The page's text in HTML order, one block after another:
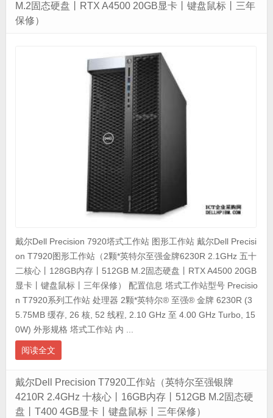
M.2固态硬盘丨RTX A4500 20GB显卡丨键盘鼠标丨三年
保修）
戴尔Dell Precision 7920塔式工作站 图形工作站 戴尔Dell Precisi
on T7920图形工作站（2颗*英特尔至强金牌6230R 2.1GHz 五十
二核心丨128GB内存丨512GB M.2固态硬盘丨RTX A4500 20GB
显卡丨键盘鼠标丨三年保修） 配置信息 塔式工作站型号 Precisio
n T7920系列工作站 处理器 2颗*英特尔® 至强® 金牌 6230R (3
5.75MB 缓存, 26 核, 52 线程, 2.10 GHz 至 4.00 GHz Turbo, 15
0W) 外形规格 塔式工作站 内 ...
阅读全文
戴尔Dell Precision T7920工作站（英特尔至强银牌
4210R 2.4GHz 十核心丨16GB内存丨512GB M.2固态硬
盘丨T400 4GB显卡丨键盘鼠标丨三年保修）